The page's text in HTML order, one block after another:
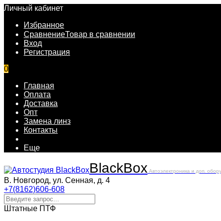
Личный кабинет
Избранное
СравнениеТовар в сравнении
Вход
Регистрация
0
Главная
Оплата
Доставка
Опт
Замена линз
Контакты
Еще
BlackBox Автоэлектроника и доп.
В. Новгород, ул. Сенная, д. 4
+7(8162)606-608
Штатные ПТФ